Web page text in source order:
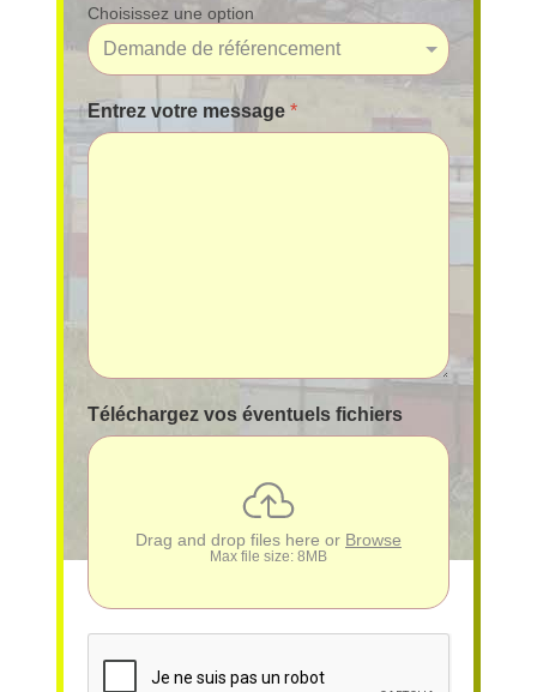
Choisissez une option
Entrez votre message *
Téléchargez vos éventuels fichiers
Drag and drop files here or Browse
Max file size: 8MB